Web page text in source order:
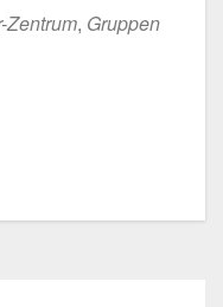
Zentrum, Grup­pen